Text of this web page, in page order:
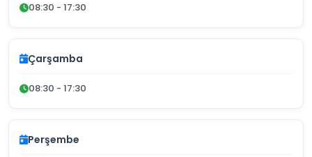
08:30 - 17:30
Çarşamba
08:30 - 17:30
Perşembe